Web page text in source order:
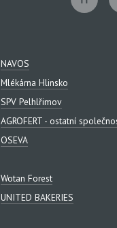
NAVOS
Mlékárna Hlinsko
SPV Pelhlřimov
AGROFERT - ostatní
OSEVA
Wotan Forest
UNITED BAKERIES